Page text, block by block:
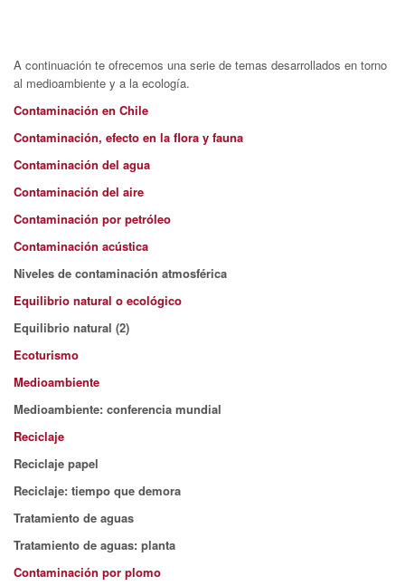
A continuación te ofrecemos una serie de temas desarrollados en torno
al medioambiente y a la ecología.
Contaminación en Chile
Contaminación, efecto en la flora y fauna
Contaminación del agua
Contaminación del aire
Contaminación por petróleo
Contaminación acústica
Niveles de contaminación atmosférica
Equilibrio natural o ecológico
Equilibrio natural (2)
Ecoturismo
Medioambiente
Medioambiente: conferencia mundial
Reciclaje
Reciclaje papel
Reciclaje: tiempo que demora
Tratamiento de aguas
Tratamiento de aguas: planta
Contaminación por plomo